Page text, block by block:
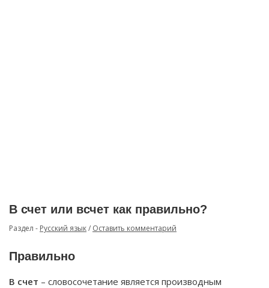
В счет или всчет как правильно?
Раздел - Русский язык/ Оставить комментарий
Правильно
В счет – словосочетание является производным